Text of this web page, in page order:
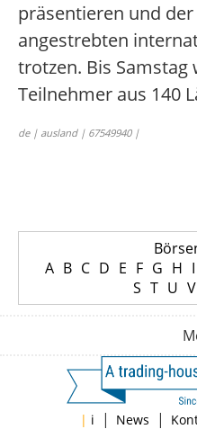
präsentieren und
angestrebten
trotzen. Bis Samstag
Teilnehmer aus 140
de | ausland | 67549940 |
A B C D E F G H I
S T U V
| i | News |